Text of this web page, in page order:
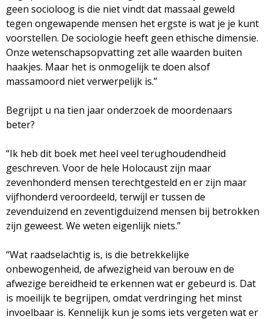
geen socioloog is die niet vindt dat massaal geweld
tegen ongewapende mensen het ergste is wat je je kunt
voorstellen. De sociologie heeft geen ethische dimensie.
Onze wetenschapsopvatting zet alle waarden buiten
haakjes. Maar het is onmogelijk te doen alsof
massamoord niet verwerpelijk is.”
Begrijpt u na tien jaar onderzoek de moordenaars
beter?
“Ik heb dit boek met heel veel terughoudendheid
geschreven. Voor de hele Holocaust zijn maar
zevenhonderd mensen terechtgesteld en er zijn maar
vijfhonderd veroordeeld, terwijl er tussen de
zevenduizend en zeventigduizend mensen bij betrokken
zijn geweest. We weten eigenlijk niets.”
“Wat raadselachtig is, is die betrekkelijke
onbewogenheid, de afwezigheid van berouw en de
afwezige bereidheid te erkennen wat er gebeurd is. Dat
is moeilijk te begrijpen, omdat verdringing het minst
invoelbaar is. Kennelijk kun je soms iets vergeten wat er